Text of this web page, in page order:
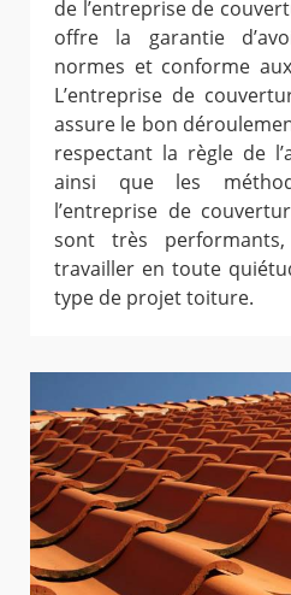
de l’entreprise de
offre la garantie
normes et conforme
L’entreprise de
assure le bon
respectant la règle de
ainsi que les
l’entreprise de
sont très
travailler en toute
type de projet toiture.